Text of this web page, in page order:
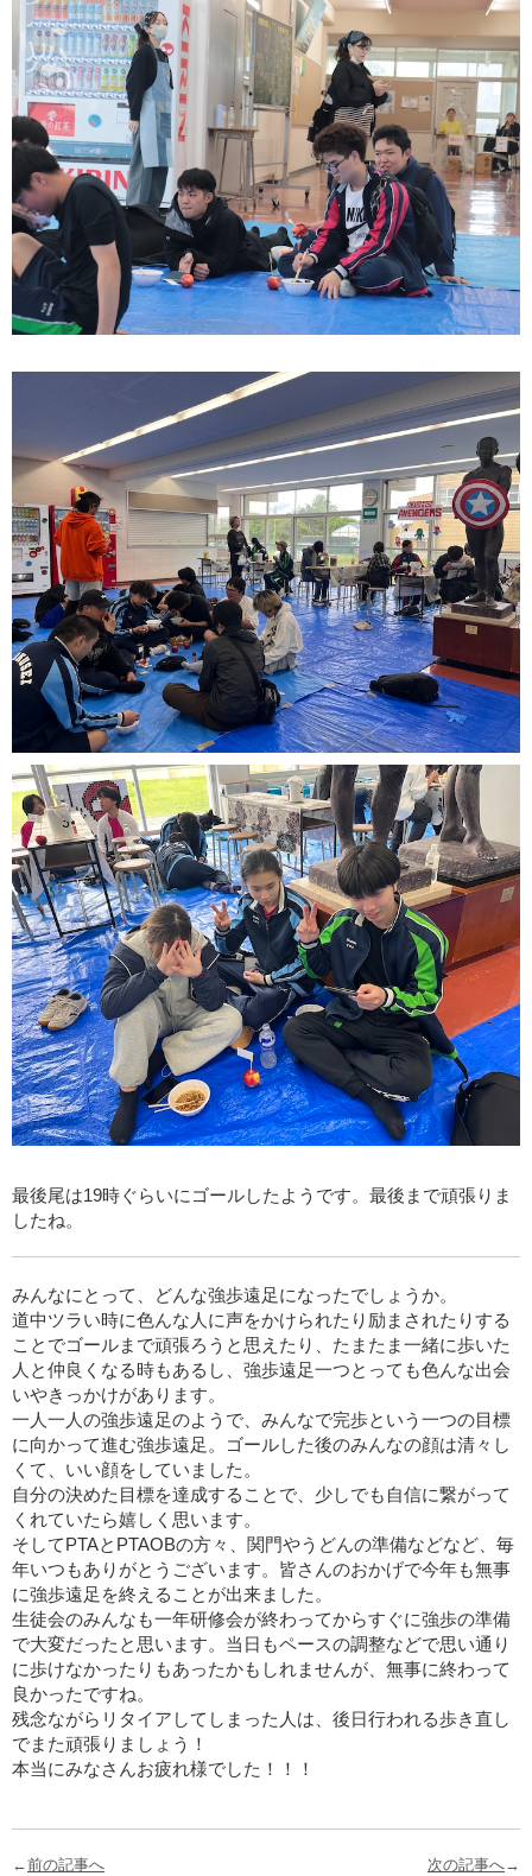
最後尾は19時ぐらいにゴールしたようです。最後まで頑張りま
したね。
みんなにとって、どんな強歩遠足になったでしょうか。
道中ツラい時に色んな人に声をかけられたり励まされたりする
ことでゴールまで頑張ろうと思えたり、たまたま一緒に歩いた
人と仲良くなる時もあるし、強歩遠足一つとっても色んな出会
いやきっかけがあります。
一人一人の強歩遠足のようで、みんなで完歩という一つの目標
に向かって進む強歩遠足。ゴールした後のみんなの顔は清々し
くて、いい顔をしていました。
自分の決めた目標を達成することで、少しでも自信に繋がって
くれていたら嬉しく思います。
そしてPTAとPTAOBの方々、関門やうどんの準備などなど、毎
年いつもありがとうございます。皆さんのおかげで今年も無事
に強歩遠足を終えることが出来ました。
生徒会のみんなも一年研修会が終わってからすぐに強歩の準備
で大変だったと思います。当日もペースの調整などで思い通り
に歩けなかったりもあったかもしれませんが、無事に終わって
良かったですね。
残念ながらリタイアしてしまった人は、後日行われる歩き直し
でまた頑張りましょう！
本当にみなさんお疲れ様でした！！！
←前の記事へ 次の記事へ→